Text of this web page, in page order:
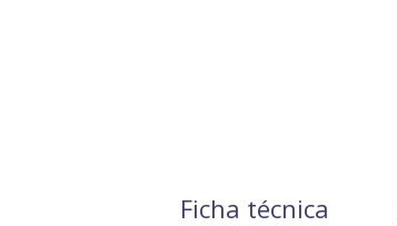
Ficha técnica